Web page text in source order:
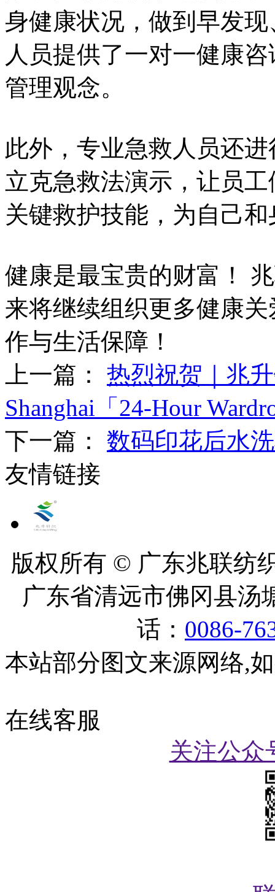
身健康状况，做到早发
人员提供了一对一健康
管理观念。
此外，专业急救人员还
立克急救法演示，让员
关键救护技能，为自己
健康是最宝贵的财富！
来将继续组织更多健康
作与生活保障！
上一篇： 热烈祝贺｜兆
Shanghai「24-Hour
下一篇： 数码印花后水
友情链接
版权所有 © 广东兆联纺
广东省清远市佛冈县汤
话： 0086-
本站部分图文来源网络,
在线客服
关注公众